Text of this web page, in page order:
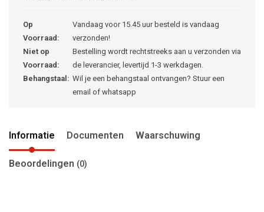
Op
Voorraad:
Vandaag voor 15.45 uur besteld is vandaag
verzonden!
Niet op
Voorraad:
Bestelling wordt rechtstreeks aan u verzonden via
de leverancier, levertijd 1-3 werkdagen.
Behangstaal: Wil je een behangstaal ontvangen? Stuur een
email of whatsapp
Informatie Documenten Waarschuwing
Beoordelingen (0)